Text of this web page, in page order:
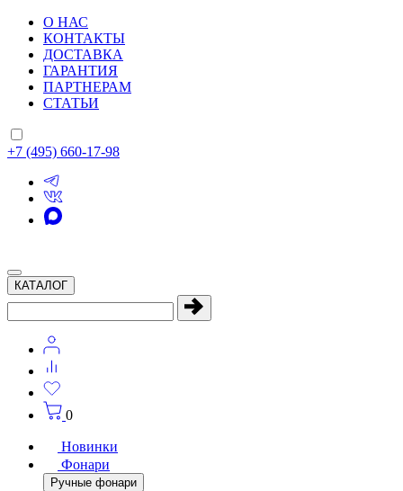
О НАС
КОНТАКТЫ
ДОСТАВКА
ГАРАНТИЯ
ПАРТНЕРАМ
СТАТЬИ
+7 (495) 660-17-98
КАТАЛОГ
0
Новинки
Фонари
Ручные фонари